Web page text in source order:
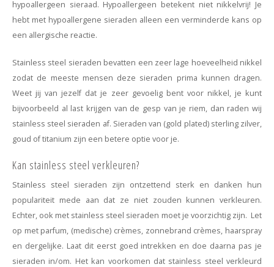
hypoallergeen sieraad. Hypoallergeen betekent niet nikkelvrij! Je
hebt met hypoallergene sieraden alleen een verminderde kans op
een allergische reactie.
Stainless steel sieraden bevatten een zeer lage hoeveelheid nikkel
zodat de meeste mensen deze sieraden prima kunnen dragen.
Weet jij van jezelf dat je zeer gevoelig bent voor nikkel, je kunt
bijvoorbeeld al last krijgen van de gesp van je riem, dan raden wij
stainless steel sieraden af. Sieraden van (gold plated) sterling zilver,
goud of titanium zijn een betere optie voor je.
Kan stainless steel verkleuren?
Stainless steel sieraden zijn ontzettend sterk en danken hun
populariteit mede aan dat ze niet zouden kunnen verkleuren.
Echter, ook met stainless steel sieraden moet je voorzichtig zijn. Let
op met parfum, (medische) crèmes, zonnebrand crèmes, haarspray
en dergelijke. Laat dit eerst goed intrekken en doe daarna pas je
sieraden in/om. Het kan voorkomen dat stainless steel verkleurd